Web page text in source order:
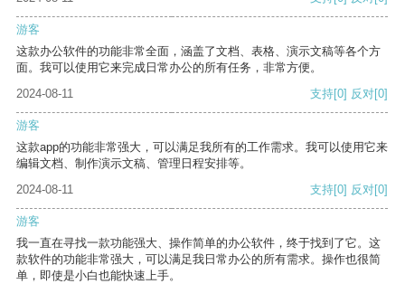
游客
这款办公软件的功能非常全面，涵盖了文档、表格、演示文稿等各个方
面。我可以使用它来完成日常办公的所有任务，非常方便。
2024-08-11
支持[0] 反对[0]
游客
这款app的功能非常强大，可以满足我所有的工作需求。我可以使用它来
编辑文档、制作演示文稿、管理日程安排等。
2024-08-11
支持[0] 反对[0]
游客
我一直在寻找一款功能强大、操作简单的办公软件，终于找到了它。这
款软件的功能非常强大，可以满足我日常办公的所有需求。操作也很简
单，即使是小白也能快速上手。